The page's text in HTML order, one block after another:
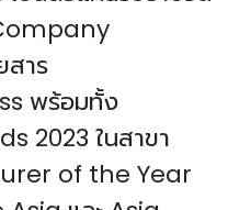
าร
พร้อมทั้ง
2023 ในสาขา
of the Year